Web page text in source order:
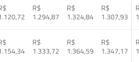
R$
1.294,87
R$
1.324,84
R$
1.307,93
R$
1.333,72
R$
1.364,59
R$
1.347,17